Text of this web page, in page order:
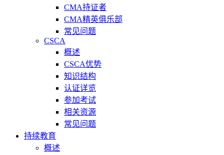
CMA持证者
CMA精英俱乐部
常见问题
CSCA
概述
CSCA优势
知识结构
认证详览
参加考试
相关资源
常见问题
持续教育
概述